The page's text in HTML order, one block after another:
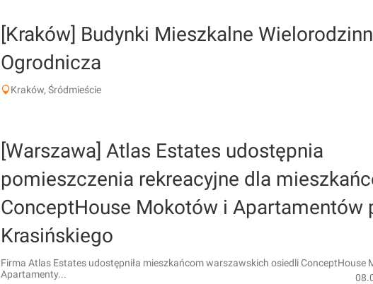
[Kraków] Budynki Mieszkalne
Ogrodnicza
Kraków, Śródmieście
[Warszawa] Atlas Estates udostępnia
pomieszczenia rekreacyjne dla
ConceptHouse Mokotów i Apartamentów
Krasińskiego
Firma Atlas Estates udostępniła mieszkańcom warszawskich osiedli ConceptHouse
Apartamenty...